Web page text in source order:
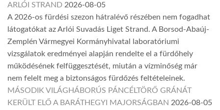
ARLÓI STRAND 2026-08-05
A 2026-os fürdési szezon hátralévő részében nem fogadhat
látogatókat az Arlói Suvadás Liget Strand. A Borsod-Abaúj-
Zemplén Vármegyei Kormányhivatal laboratóriumi
vizsgálatok eredményei alapján rendelte el a fürdőhely
működésének felfüggesztését, miután a vízminőség már
nem felelt meg a biztonságos fürdőzés feltételeinek.
MÁSODIK VILÁGHÁBORÚS PÁNCÉLTÖRŐ GRÁNÁT
KERÜLT ELŐ A BARÁTHEGYI MAJORSÁGBAN 2026-08-05